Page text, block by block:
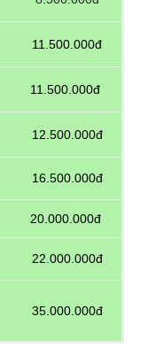
11.500.000đ
11.500.000đ
12.500.000đ
16.500.000đ
20.000.000đ
22.000.000đ
35.000.000đ